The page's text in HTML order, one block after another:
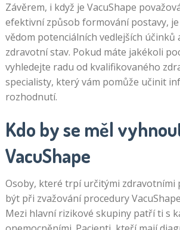
hra
je
velmi
snadná,
ale
nabízí
šanci
velkou,
pokud
máte
to
štěstí,
že
Závěrem, i když je VacuShape
efektivní způsob formování postavy,
vědom potenciálních vedlejších účinků
zdravotní stav. Pokud máte jakékoli
vyhledejte radu od kvalifikovaného
specialisty, který vám pomůže učinit
rozhodnutí.
Kdo by se měl
VacuShape
Osoby, které trpí určitými zdravotními
být při zvažování procedury
Mezi hlavní rizikové skupiny patří ti s